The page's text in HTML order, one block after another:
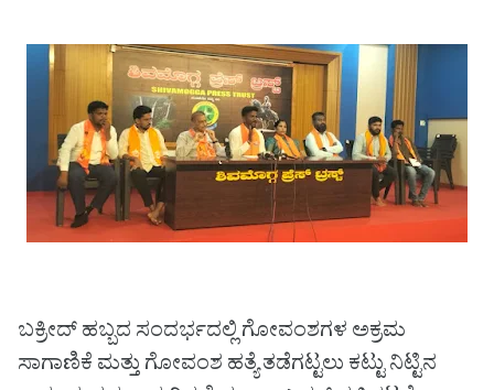
ಬಕ್ರೀದ್ ಹಬ್ಬದ ಸಂದರ್ಭದಲ್ಲಿ ಗೋವಂಶಗಳ ಅಕ್ರಮ
ಸಾಗಾಣಿಕೆ ಮತ್ತು ಗೋವಂಶ ಹತ್ಯೆ ತಡೆಗಟ್ಟಲು ಕಟ್ಟು ನಿಟ್ಟಿನ